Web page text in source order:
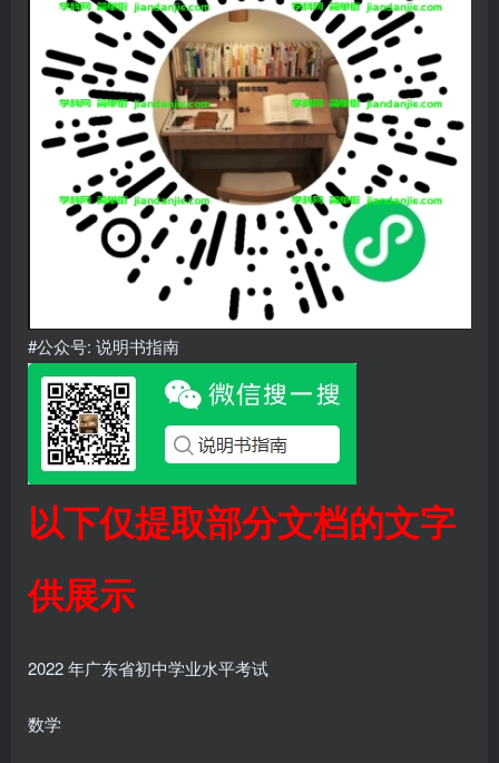
#公众号: 说明书指南
以下仅提取部分文档的文字
供展示
2022 年广东省初中学业水平考试
数学